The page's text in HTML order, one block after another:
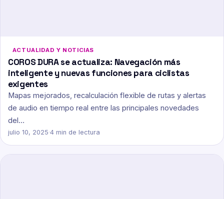
ACTUALIDAD Y NOTICIAS
COROS DURA se actualiza: Navegación más
inteligente y nuevas funciones para ciclistas
exigentes
Mapas mejorados, recalculación flexible de rutas y alertas
de audio en tiempo real entre las principales novedades
del…
julio 10, 2025·4 min de lectura